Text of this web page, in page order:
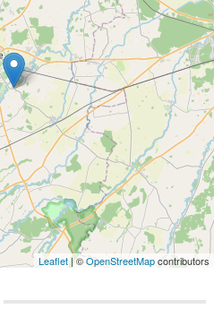
Leaflet| ©OpenStreetMapcontributors